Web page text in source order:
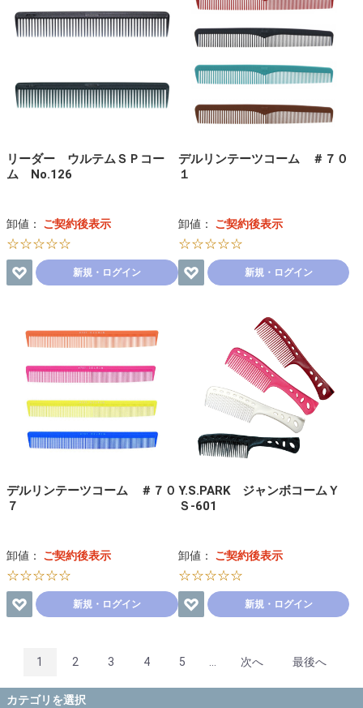
カテゴリを選択
リーダー ウルテムＳＰコー
ム No.126
卸値： ご契約後表示
☆☆☆☆☆
新規・ログイン
デルリンテーツコーム ＃７０
１
卸値： ご契約後表示
☆☆☆☆☆
新規・ログイン
デルリンテーツコーム ＃７０
７
卸値： ご契約後表示
☆☆☆☆☆
新規・ログイン
Y.S.PARK ジャンボコームＹ
Ｓ-601
卸値： ご契約後表示
☆☆☆☆☆
新規・ログイン
1 2 3 4 5 次へ 最後へ